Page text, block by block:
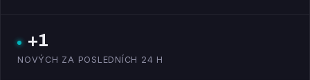
+1
NOVÝCH ZA POSLEDNÍCH 24 H